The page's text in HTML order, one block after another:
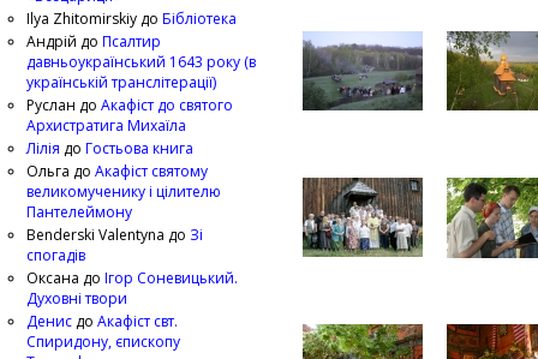
Ilya Zhitomirskiy до Бібліотека
Андрій до Псалтир
давньоукраїнський 1643 року (в
українській транслітерації)
Руслан до Акафіст до святого
Архистратига Михаїла
Лілія до Гостьова книга
Ольга до Акафіст святому
великомученику і цілителю
Пантелеймону
Benderski Valentyna до Зі
спогадів
Оксана до Ігор Соневицький.
Духовні твори
Денис до Акафіст свт.
Спиридону, єпископу